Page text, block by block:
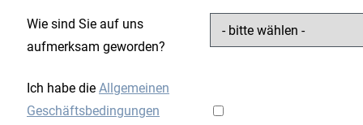
Wie sind Sie auf uns
aufmerksam geworden?
Ich habe die Allgemeinen
Geschäftsbedingungen